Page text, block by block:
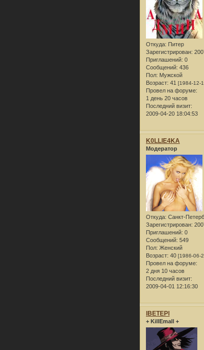
Откуда: Питер
Зарегистрирован:
Приглашений: 0
Сообщений: 436
Пол: Мужской
Возраст: 41 [1984-12-
Провел на форуме:
1 день 20 часов
Последний визит:
2009-04-20 18:04:53
K0LLlE4KA
Модератор
Откуда: Санкт-
Зарегистрирован:
Приглашений: 0
Сообщений: 549
Пол: Женский
Возраст: 40 [1986-06-
Провел на форуме:
2 дня 10 часов
Последний визит:
2009-04-01 12:16:30
lBETEPl
+ KillEmall +